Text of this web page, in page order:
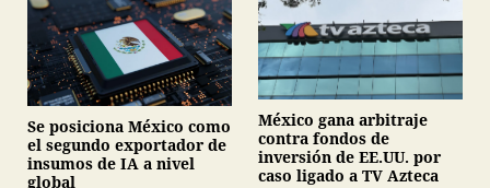
Se posiciona México como
el segundo exportador de
insumos de IA a nivel
global
México gana arbitraje
contra fondos de
inversión de EE.UU. por
caso ligado a TV Azteca